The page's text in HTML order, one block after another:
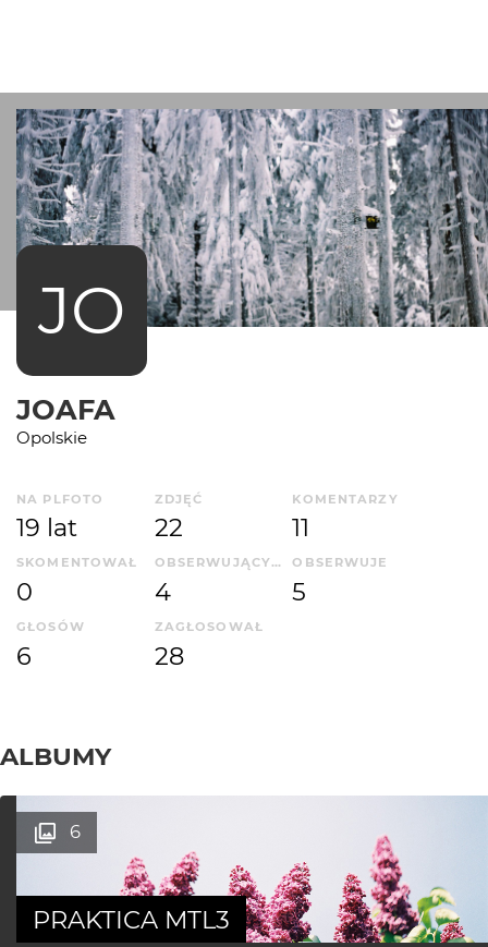
JO
JOAFA
Opolskie
NA PLFOTO
19 lat
ZDJĘĆ
22
KOMENTARZY
11
SKOMENTOWAŁ
0
OBSERWUJĄCYCH
4
OBSERWUJE
5
GŁOSÓW
6
ZAGŁOSOWAŁ
28
ALBUMY
6
PRAKTICA MTL3